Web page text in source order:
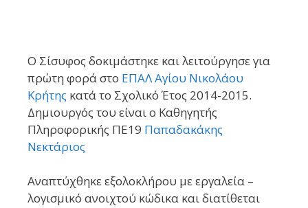
Ο Σίσυφος δοκιμάστηκε και λειτούργησε για
πρώτη φορά στο ΕΠΑΛ Αγίου Νικολάου
Κρήτης κατά το Σχολικό Έτος 2014-2015.
Δημιουργός του είναι ο Καθηγητής
Πληροφορικής ΠΕ19 Παπαδακάκης
Νεκτάριος
Αναπτύχθηκε εξολοκλήρου με εργαλεία –
λογισμικό ανοιχτού κώδικα και διατίθεται